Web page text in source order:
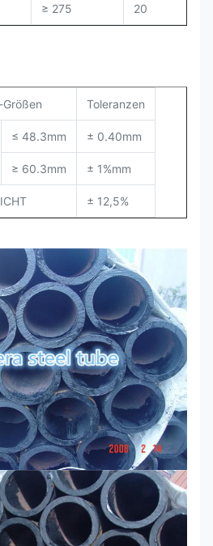
≥ 275 20
Größen Toleranzen
≤ 48.3mm ± 0.40mm
≥ 60.3mm ± 1%mm
± 12,5%